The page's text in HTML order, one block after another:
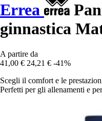
Errea
ginnastica
A partire da
41,00 € 24,21 € -41%
Scegli il comfort e le
Perfetti per gli allenamenti e